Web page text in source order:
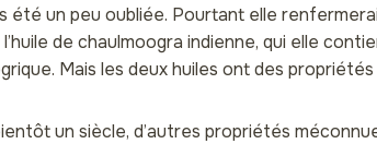
été un peu oubliée. Pourtant elle
de chaulmoogra indienne, qui elle
Mais les deux huiles ont des propriétés
un siècle, d’autres propriétés